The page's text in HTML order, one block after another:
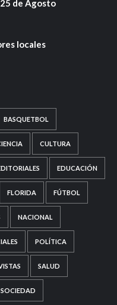
de Agosto
locales
BASQUETBOL
CULTURA
EDUCACIÓN
FLORIDA FÚTBOL
NACIONAL
POLÍTICA
SALUD
SOCIEDAD